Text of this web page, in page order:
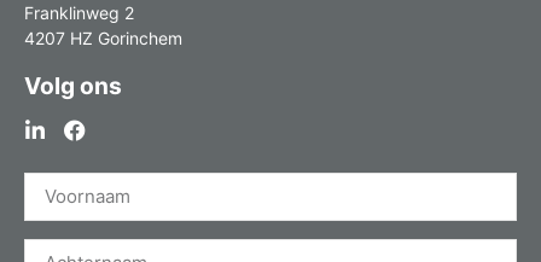
Franklinweg 2
4207 HZ Gorinchem
Volg ons